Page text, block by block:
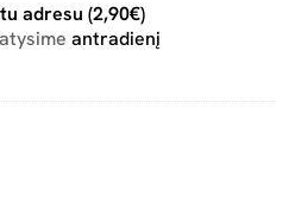
adresu (2,90€)
antradienį